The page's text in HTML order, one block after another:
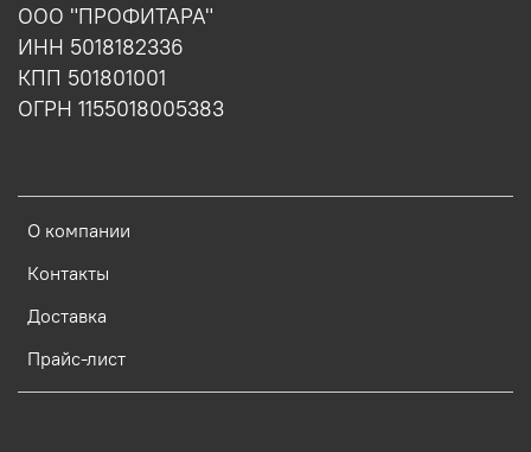
О компании
Контакты
Доставка
Прайс-лист
ООО "ПРОФИТАРА"
ИНН 5018182336
КПП 501801001
ОГРН 1155018005383